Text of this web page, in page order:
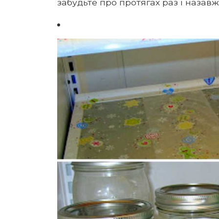
забудьте про протягах раз і